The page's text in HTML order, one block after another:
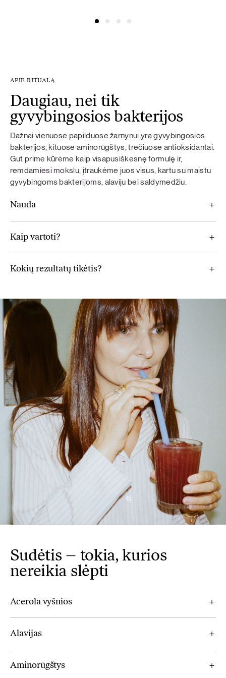
APIE RITUALĄ
Daugiau, nei tik
gyvybingosios bakterijos
Dažnai vienuose papilduose žarnynui yra gyvybingosios
bakterijos, kituose aminorūgštys, trečiuose antioksidantai.
Gut prime kūrėme kaip visapusiškesnę formulę ir,
remdamiesi mokslu, įtraukėme juos visus, kartu su maistu
gyvybingoms bakterijoms, alaviju bei saldymedžiu.
Nauda
Kaip vartoti?
Kokių rezultatų tikėtis?
Sudėtis – tokia, kurios
nereikia slėpti
Acerola vyšnios
Alavijas
Aminorūgštys